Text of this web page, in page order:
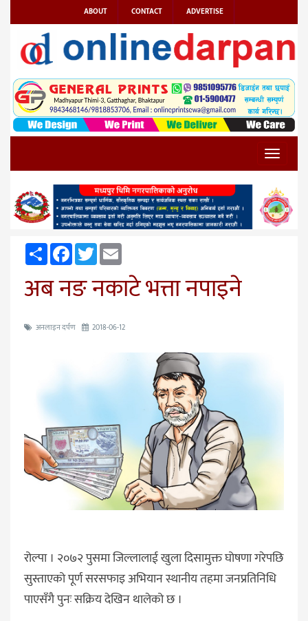
ABOUT CONTACT ADVERTISE
Toggle
ShareFacebook
Twitter
अब नङ नकाटे भत्ता नपाइने
अनलाइन दर्पण 2018-06-12
रोल्पा । २०७२ पुसमा जिल्लालाई खुला दिसामुक्त घोषणा गरेपछि
सुस्ताएको पूर्ण सरसफाइ अभियान स्थानीय तहमा जनप्रतिनिधि
पाएसँगै पुनः सक्रिय देखिन थालेको छ ।